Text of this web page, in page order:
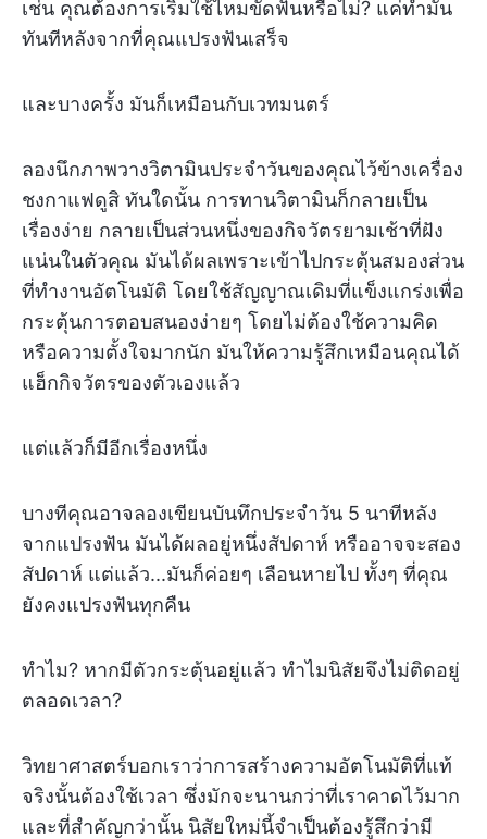
เช่น คุณต้องการเริ่มใช้ไหมขัดฟันหรือไม่? แค่ทำมัน
ทันทีหลังจากที่คุณแปรงฟันเสร็จ
และบางครั้ง มันก็เหมือนกับเวทมนตร์
ลองนึกภาพวางวิตามินประจำวันของคุณไว้ข้างเครื่อง
ชงกาแฟดูสิ ทันใดนั้น การทานวิตามินก็กลายเป็น
เรื่องง่าย กลายเป็นส่วนหนึ่งของกิจวัตรยามเช้าที่ฝัง
แน่นในตัวคุณ มันได้ผลเพราะเข้าไปกระตุ้นสมองส่วน
ที่ทำงานอัตโนมัติ โดยใช้สัญญาณเดิมที่แข็งแกร่งเพื่อ
กระตุ้นการตอบสนองง่ายๆ โดยไม่ต้องใช้ความคิด
หรือความตั้งใจมากนัก มันให้ความรู้สึกเหมือนคุณได้
แฮ็กกิจวัตรของตัวเองแล้ว
แต่แล้วก็มีอีกเรื่องหนึ่ง
บางทีคุณอาจลองเขียนบันทึกประจำวัน 5 นาทีหลัง
จากแปรงฟัน มันได้ผลอยู่หนึ่งสัปดาห์ หรืออาจจะสอง
สัปดาห์ แต่แล้ว...มันก็ค่อยๆ เลือนหายไป ทั้งๆ ที่คุณ
ยังคงแปรงฟันทุกคืน
ทำไม? หากมีตัวกระตุ้นอยู่แล้ว ทำไมนิสัยจึงไม่ติดอยู่
ตลอดเวลา?
วิทยาศาสตร์บอกเราว่าการสร้างความอัตโนมัติที่แท้
จริงนั้นต้องใช้เวลา ซึ่งมักจะนานกว่าที่เราคาดไว้มาก
และที่สำคัญกว่านั้น นิสัยใหม่นี้จำเป็นต้องรู้สึกว่ามี